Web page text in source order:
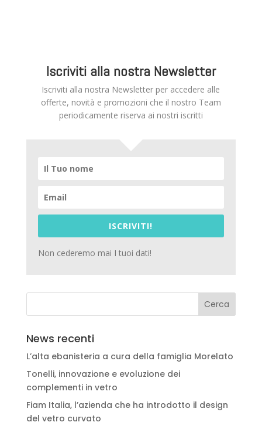
Iscriviti alla nostra Newsletter
Iscriviti alla nostra Newsletter per accedere alle
offerte, novità e promozioni che il nostro Team
periodicamente riserva ai nostri iscritti
ISCRIVITI!
Non cederemo mai I tuoi dati!
News recenti
L’alta ebanisteria a cura della famiglia Morelato
Tonelli, innovazione e evoluzione dei
complementi in vetro
Fiam Italia, l’azienda che ha introdotto il design
del vetro curvato